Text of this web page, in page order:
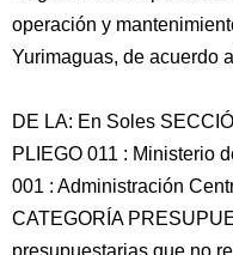
operación y
Yurimaguas, de acuerdo
DE LA: En Soles
PLIEGO 011 : Ministerio
001 : Administración
CATEGORÍA
presupuestarias que no